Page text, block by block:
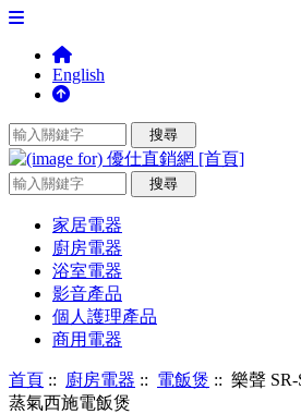
English
家居電器
廚房電器
浴室電器
影音產品
個人護理產品
商用電器
首頁 :: 廚房電器 :: 電飯煲 :: 樂聲
蒸氣西施電飯煲